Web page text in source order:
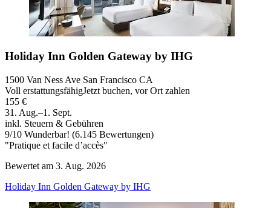
Holiday Inn Golden Gateway by IHG
1500 Van Ness Ave San Francisco CA
Voll erstattungsfähigJetzt buchen, vor Ort zahlen
155 €
31. Aug.–1. Sept.
inkl. Steuern & Gebühren
9/10 Wunderbar! (6.145 Bewertungen)
"Pratique et facile d’accès"
Bewertet am 3. Aug. 2026
Holiday Inn Golden Gateway by IHG